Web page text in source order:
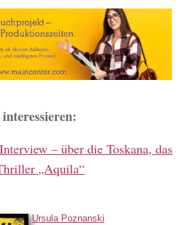
– über die Toskana, das
„Aquila“
Ursula Poznanski